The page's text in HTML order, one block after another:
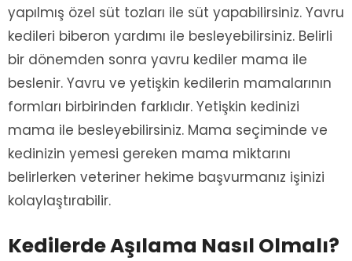
yapılmış özel süt tozları ile süt yapabilirsiniz. Yavru
kedileri biberon yardımı ile besleyebilirsiniz. Belirli
bir dönemden sonra yavru kediler mama ile
beslenir. Yavru ve yetişkin kedilerin mamalarının
formları birbirinden farklıdır. Yetişkin kedinizi
mama ile besleyebilirsiniz. Mama seçiminde ve
kedinizin yemesi gereken mama miktarını
belirlerken veteriner hekime başvurmanız işinizi
kolaylaştırabilir.
Kedilerde Aşılama Nasıl Olmalı?